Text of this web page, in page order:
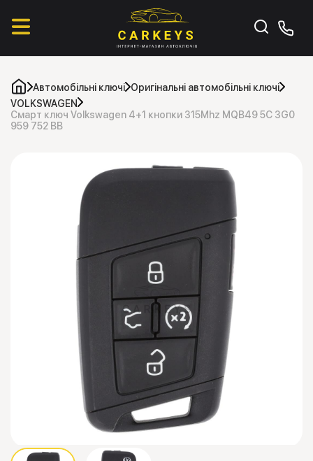
Автомобільні ключі Оригінальні автомобільні ключі
VOLKSWAGEN
Смарт ключ Volkswagen 4+1 кнопки 315Mhz MQB49 5C 3G0
959 752 BB